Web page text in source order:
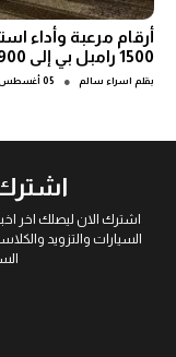
أرقام مرعبة وأداء
1500 رامبل بي إلى 900 حصان
بقلم اسراء سالم ● 05 أغسطس 2026
اشترك
اشترك الان ليصلك اخر
السيارات والتزويد